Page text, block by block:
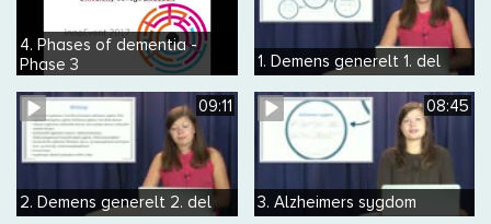
4. Phases of dementia -
Phase 3
1. Demens generelt 1. del
09:11
2. Demens generelt 2. del
08:45
3. Alzheimers sygdom